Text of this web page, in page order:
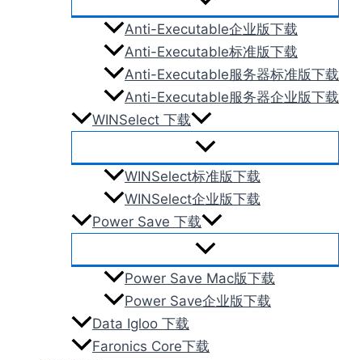
Anti-Executable企业版下载
Anti-Executable标准版下载
Anti-Executable服务器标准版下载
Anti-Executable服务器企业版下载
WINSelect 下载
WINSelect标准版下载
WINSelect企业版下载
Power Save 下载
Power Save Mac版下载
Power Save企业版下载
Data Igloo 下载
Faronics Core下载